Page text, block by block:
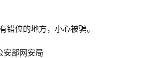
位的地方，小心被骗。
部网安局